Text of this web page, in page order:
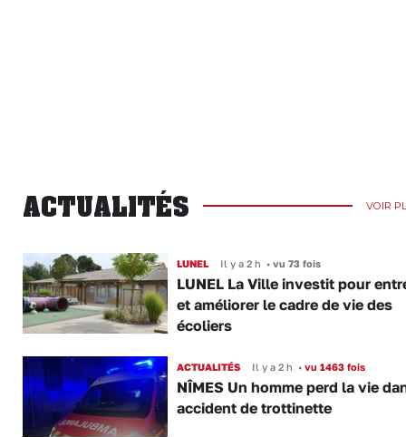
ACTUALITÉS VOIR
LUNEL Il y a 2 h •vu 73 fois
LUNEL La Ville investit pour
et améliorer le cadre de vie des
écoliers
ACTUALITÉS Il y a 2 h •vu 1463 fois
NÎMES Un homme perd la vie
accident de trottinette